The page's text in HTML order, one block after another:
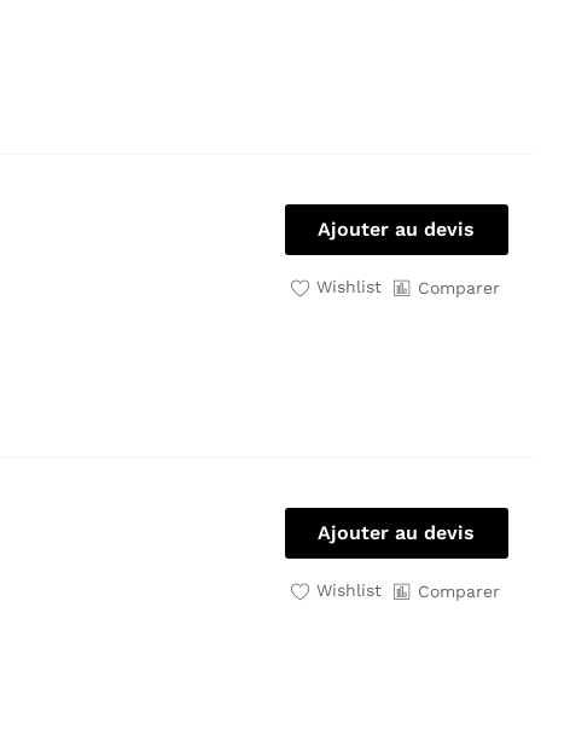
Ajouter au devis
Wishlist Comparer
Ajouter au devis
Wishlist Comparer